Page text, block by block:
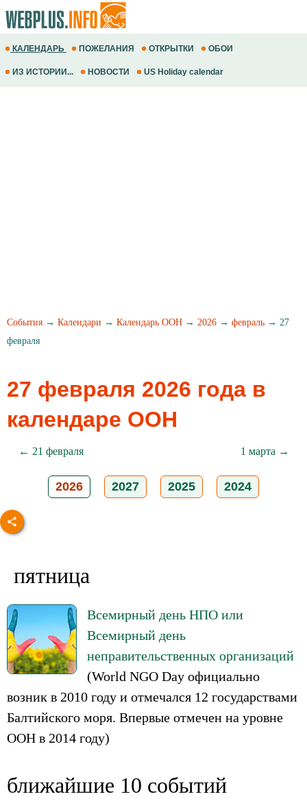
КАЛЕНДАРЬ ПОЖЕЛАНИЯ ОТКРЫТКИ ОБОИ
ИЗ ИСТОРИИ... НОВОСТИ US Holiday calendar
События → Календари → Календарь ООН → 2026 → февраль → 27
февраля
27 февраля 2026 года в
календаре ООН
← 21 февраля 1 марта →
2026 2027 2025 2024
пятница
Всемирный день НПО или
Всемирный день
неправительственных организаций
(World NGO Day официально
возник в 2010 году и отмечался 12 государствами
Балтийского моря. Впервые отмечен на уровне
ООН в 2014 году)
ближайшие 10 событий